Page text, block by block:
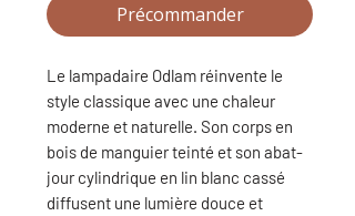
Précommander
Le lampadaire Odlam réinvente le
style classique avec une chaleur
moderne et naturelle. Son corps en
bois de manguier teinté et son abat-
jour cylindrique en lin blanc cassé
diffusent une lumière douce et